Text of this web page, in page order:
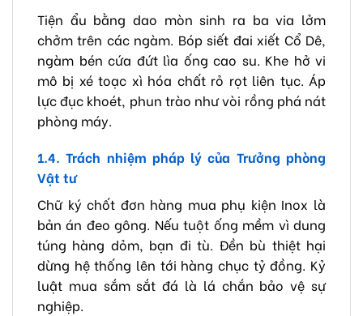
Tiện ẩu bằng dao mòn sinh ra ba via lởm
chởm trên các ngàm. Bóp siết đai xiết Cổ Dê,
ngàm bén cứa đứt lìa ống cao su. Khe hở vi
mô bị xé toạc xì hóa chất rỏ rọt liên tục. Áp
lực đục khoét, phun trào như vòi rồng phá nát
phòng máy.
1.4. Trách nhiệm pháp lý của Trưởng phòng
Vật tư
Chữ ký chốt đơn hàng mua phụ kiện Inox là
bản án đeo gông. Nếu tuột ống mềm vì dung
túng hàng dỏm, bạn đi tù. Đền bù thiệt hại
dừng hệ thống lên tới hàng chục tỷ đồng. Kỷ
luật mua sắm sắt đá là lá chắn bảo vệ sự
nghiệp.